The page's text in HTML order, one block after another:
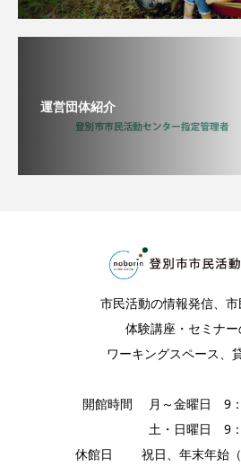
運営団体紹介
市民活動の情報発信、
体験講座・セミナ
ワーキングスペース、
開館時間 月～金曜日 9
土・日曜日 9：00
休館日 祝日、年末年始（